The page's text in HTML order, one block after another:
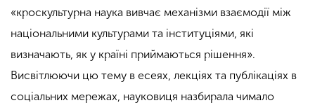
«кроскультурна наука вивчає механізми взаємодії між
національними культурами та інституціями, які
визначають, як у країні приймаються рішення».
Висвітлюючи цю тему в есеях, лекціях та публікаціях в
соціальних мережах, науковиця назбирала чимало